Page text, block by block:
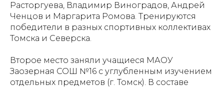
Расторгуева, Владимир Виноградов, Андрей
Ченцов и Маргарита Ромова. Тренируются
победители в разных спортивных коллективах
Томска и Северска.
Второе место заняли учащиеся МАОУ
Заозерная СОШ №16 с углубленным изучением
отдельных предметов (г. Томск). В составе